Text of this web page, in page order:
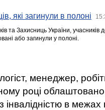
які загинули в полоні
та Захисниць України,
або загинули у полоні.
менеджер,
році
в межах